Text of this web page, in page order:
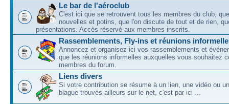
Le bar de l'aéroclub
C'est ici que se retrouvent tous les membres du club,
nouvelles et potins, que l'on discute de tout et de rien,
présentations. Accès réservé aux membres inscrits.
Rassemblements, Fly-ins et réunions
Annoncez et organisez ici vos rassemblements et
que les réunions informelles auxquelles vous souhaitez
membres du forum.
Liens divers
Si votre contribution se résume à un lien, une vidéo ou
blague trouvés ailleurs sur le net, c'est par ici ...